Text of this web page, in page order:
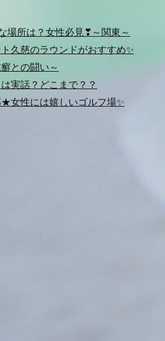
場所は？女性必見❣～関東～
久慈のラウンドがおすすめ✨
との闘い～
実話？どこまで？？
女性には嬉しいゴルフ場✨